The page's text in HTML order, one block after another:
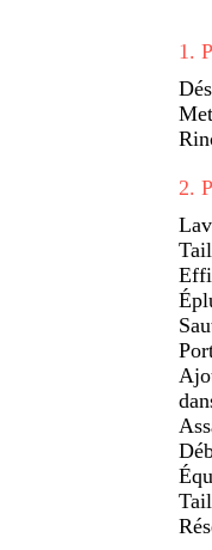
1 .
2.